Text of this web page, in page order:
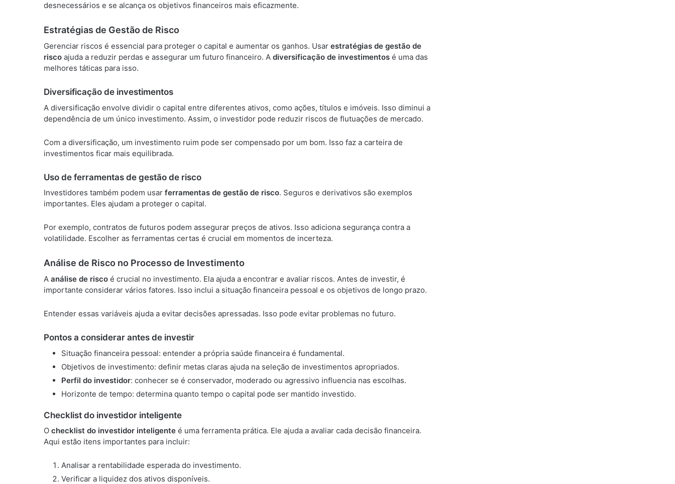
desnecessários e se alcança os objetivos financeiros mais eficazmente.
Estratégias de Gestão de Risco
Gerenciar riscos é essencial para proteger o capital e aumentar os ganhos. Usar estratégias de gestão de
risco ajuda a reduzir perdas e assegurar um futuro financeiro. A diversificação de investimentos é uma das
melhores táticas para isso.
Diversificação de investimentos
A diversificação envolve dividir o capital entre diferentes ativos, como ações, títulos e imóveis. Isso diminui a
dependência de um único investimento. Assim, o investidor pode reduzir riscos de flutuações de mercado.
Com a diversificação, um investimento ruim pode ser compensado por um bom. Isso faz a carteira de
investimentos ficar mais equilibrada.
Uso de ferramentas de gestão de risco
Investidores também podem usar ferramentas de gestão de risco. Seguros e derivativos são exemplos
importantes. Eles ajudam a proteger o capital.
Por exemplo, contratos de futuros podem assegurar preços de ativos. Isso adiciona segurança contra a
volatilidade. Escolher as ferramentas certas é crucial em momentos de incerteza.
Análise de Risco no Processo de Investimento
A análise de risco é crucial no investimento. Ela ajuda a encontrar e avaliar riscos. Antes de investir, é
importante considerar vários fatores. Isso inclui a situação financeira pessoal e os objetivos de longo prazo.
Entender essas variáveis ajuda a evitar decisões apressadas. Isso pode evitar problemas no futuro.
Pontos a considerar antes de investir
Situação financeira pessoal: entender a própria saúde financeira é fundamental.
Objetivos de investimento: definir metas claras ajuda na seleção de investimentos apropriados.
Perfil do investidor: conhecer se é conservador, moderado ou agressivo influencia nas escolhas.
Horizonte de tempo: determina quanto tempo o capital pode ser mantido investido.
Checklist do investidor inteligente
O checklist do investidor inteligente é uma ferramenta prática. Ele ajuda a avaliar cada decisão financeira.
Aqui estão itens importantes para incluir:
Analisar a rentabilidade esperada do investimento.
Verificar a liquidez dos ativos disponíveis.